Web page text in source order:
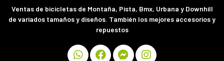
Ventas de bicicletas de Montaña, Pista, Bmx, Urbana y Downhill
de variados tamaños y diseños. También los mejores accesorios y
repuestos